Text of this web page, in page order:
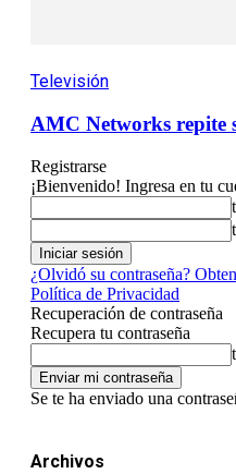
Televisión
AMC Networks repite
Registrarse
¡Bienvenido! Ingresa en tu
¿Olvidó su contraseña?
Política de Privacidad
Recuperación de contraseña
Recupera tu contraseña
Se te ha enviado una
Archivos